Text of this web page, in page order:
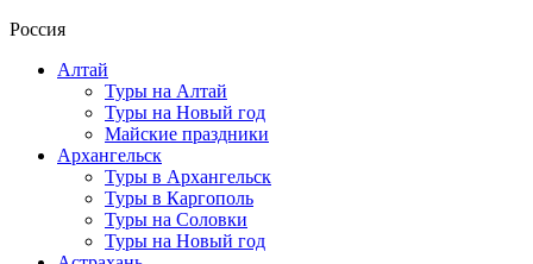
Россия
Алтай
Туры на Алтай
Туры на Новый год
Майские праздники
Архангельск
Туры в Архангельск
Туры в Каргополь
Туры на Соловки
Туры на Новый год